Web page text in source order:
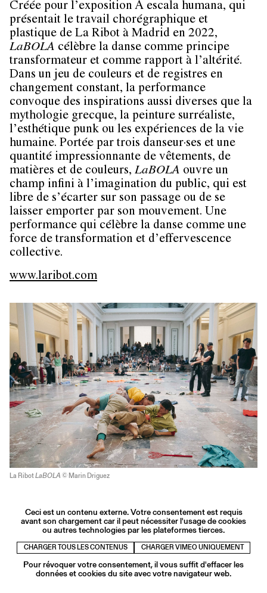
Créée pour l’exposition A escala humana, qui
présentait le travail chorégraphique et
plastique de La Ribot à Madrid en 2022,
LaBOLA célèbre la danse comme principe
transformateur et comme rapport à l’altérité.
Dans un jeu de couleurs et de registres en
changement constant, la performance
convoque des inspirations aussi diverses que la
mythologie grecque, la peinture surréaliste,
l’esthétique punk ou les expériences de la vie
humaine. Portée par trois danseur·ses et une
quantité impressionnante de vêtements, de
matières et de couleurs, LaBOLA ouvre un
champ infini à l’imagination du public, qui est
libre de s’écarter sur son passage ou de se
laisser emporter par son mouvement. Une
performance qui célèbre la danse comme une
force de transformation et d’effervescence
collective.
www.laribot.com
La RibotLaBOLA © Marin Driguez
Ceci est un contenu externe. Votre consentement est requis
avant son chargement car il peut nécessiter l'usage de cookies
ou autres technologies par les plateformes tierces.
CHARGER TOUS LES CONTENUS CHARGER VIMEO UNIQUEMENT
Pour révoquer votre consentement, il vous suffit d'effacer les
données et cookies du site avec votre navigateur web.